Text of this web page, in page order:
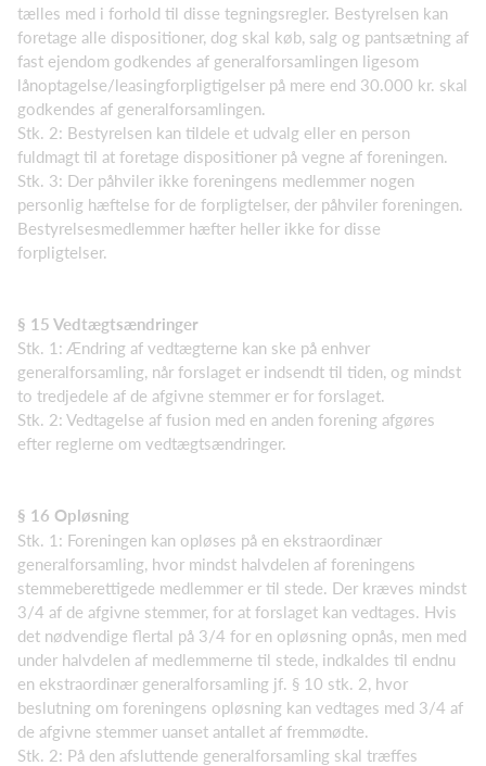
tælles med i forhold til disse tegningsregler. Bestyrelsen kan
foretage alle dispositioner, dog skal køb, salg og pantsætning af
fast ejendom godkendes af generalforsamlingen ligesom
lånoptagelse/leasingforpligtigelser på mere end 30.000 kr. skal
godkendes af generalforsamlingen.
Stk. 2: Bestyrelsen kan tildele et udvalg eller en person
fuldmagt til at foretage dispositioner på vegne af foreningen.
Stk. 3: Der påhviler ikke foreningens medlemmer nogen
personlig hæftelse for de forpligtelser, der påhviler foreningen.
Bestyrelsesmedlemmer hæfter heller ikke for disse
forpligtelser.
§ 15 Vedtægtsændringer
Stk. 1: Ændring af vedtægterne kan ske på enhver
generalforsamling, når forslaget er indsendt til tiden, og mindst
to tredjedele af de afgivne stemmer er for forslaget.
Stk. 2: Vedtagelse af fusion med en anden forening afgøres
efter reglerne om vedtægtsændringer.
§ 16 Opløsning
Stk. 1: Foreningen kan opløses på en ekstraordinær
generalforsamling, hvor mindst halvdelen af foreningens
stemmeberettigede medlemmer er til stede. Der kræves mindst
3/4 af de afgivne stemmer, for at forslaget kan vedtages. Hvis
det nødvendige flertal på 3/4 for en opløsning opnås, men med
under halvdelen af medlemmerne til stede, indkaldes til endnu
en ekstraordinær generalforsamling jf. § 10 stk. 2, hvor
beslutning om foreningens opløsning kan vedtages med 3/4 af
de afgivne stemmer uanset antallet af fremmødte.
Stk. 2: På den afsluttende generalforsamling skal træffes